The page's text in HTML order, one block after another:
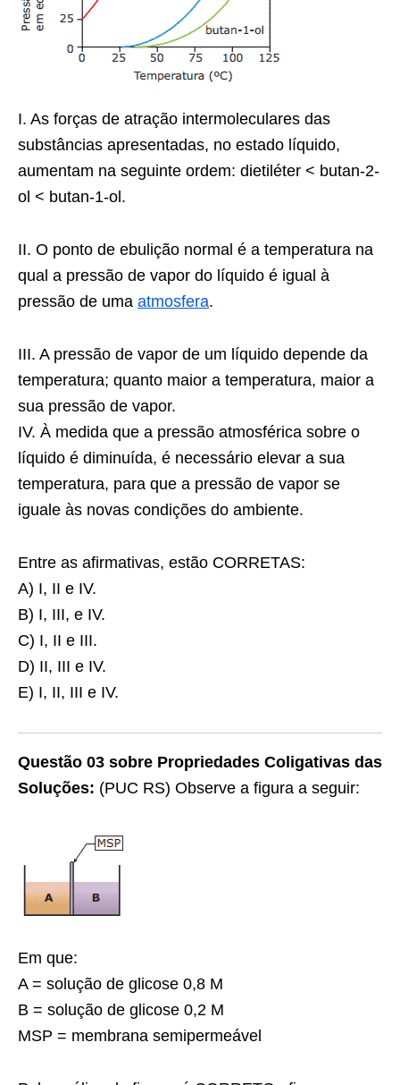
I. As forças de atração intermoleculares das
substâncias apresentadas, no estado líquido,
aumentam na seguinte ordem: dietiléter < butan-2-
ol < butan-1-ol.
II. O ponto de ebulição normal é a temperatura na
qual a pressão de vapor do líquido é igual à
pressão de uma atmosfera.
III. A pressão de vapor de um líquido depende da
temperatura; quanto maior a temperatura, maior a
sua pressão de vapor.
IV. À medida que a pressão atmosférica sobre o
líquido é diminuída, é necessário elevar a sua
temperatura, para que a pressão de vapor se
iguale às novas condições do ambiente.
Entre as afirmativas, estão CORRETAS:
A) I, II e IV.
B) I, III, e IV.
C) I, II e III.
D) II, III e IV.
E) I, II, III e IV.
Questão 03 sobre Propriedades Coligativas das
Soluções: (PUC RS) Observe a figura a seguir:
Em que:
A = solução de glicose 0,8 M
B = solução de glicose 0,2 M
MSP = membrana semipermeável